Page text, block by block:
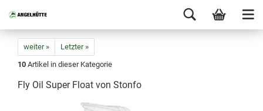
weiter »
Letzter »
10 Artikel in dieser Kategorie
Fly Oil Super Float von Stonfo